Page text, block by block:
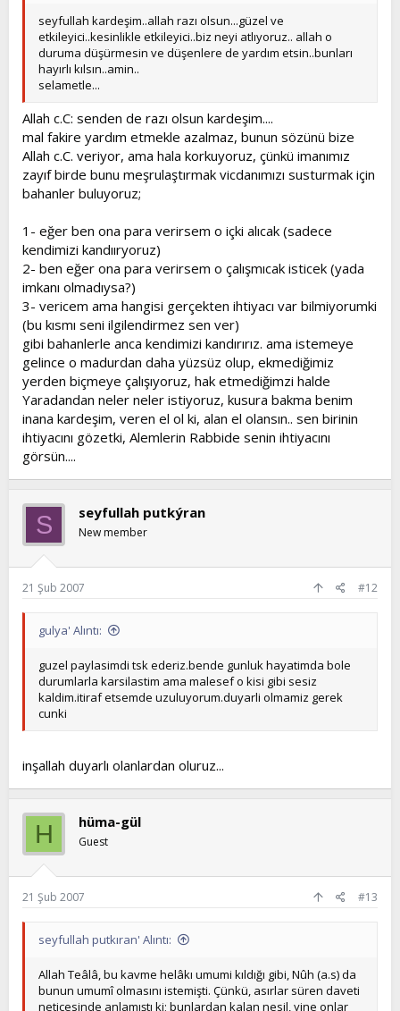
seyfullah kardeşim..allah razı olsun...güzel ve
etkileyici..kesinlikle etkileyici..biz neyi atlıyoruz.. allah o
duruma düşürmesin ve düşenlere de yardım etsin..bunları
hayırlı kılsın..amin..
selametle...
Allah c.C: senden de razı olsun kardeşim....
mal fakire yardım etmekle azalmaz, bunun sözünü bize
Allah c.C. veriyor, ama hala korkuyoruz, çünkü imanımız
zayıf birde bunu meşrulaştırmak vicdanımızı susturmak için
bahanler buluyoruz;
1- eğer ben ona para verirsem o içki alıcak (sadece
kendimizi kandııryoruz)
2- ben eğer ona para verirsem o çalışmıcak isticek (yada
imkanı olmadıysa?)
3- vericem ama hangisi gerçekten ihtiyacı var bilmiyorumki
(bu kısmı seni ilgilendirmez sen ver)
gibi bahanlerle anca kendimizi kandırırız. ama istemeye
gelince o madurdan daha yüzsüz olup, ekmediğimiz
yerden biçmeye çalışıyoruz, hak etmediğimzi halde
Yaradandan neler neler istiyoruz, kusura bakma benim
inana kardeşim, veren el ol ki, alan el olansın.. sen birinin
ihtiyacını gözetki, Alemlerin Rabbide senin ihtiyacını
görsün....
S seyfullah putkýran
New member
21 Şub 2007 #12
gulya' Alıntı:
guzel paylasimdi tsk ederiz.bende gunluk hayatimda bole
durumlarla karsilastim ama malesef o kisi gibi sesiz
kaldim.itiraf etsemde uzuluyorum.duyarli olmamiz gerek
cunki
inşallah duyarlı olanlardan oluruz...
H hüma-gül
Guest
21 Şub 2007 #13
seyfullah putkıran' Alıntı:
Allah Teâlâ, bu kavme helâkı umumi kıldığı gibi, Nûh (a.s) da
bunun umumî olmasını istemişti. Çünkü, asırlar süren daveti
neticesinde anlamıştı ki; bunlardan kalan nesil, yine onlar